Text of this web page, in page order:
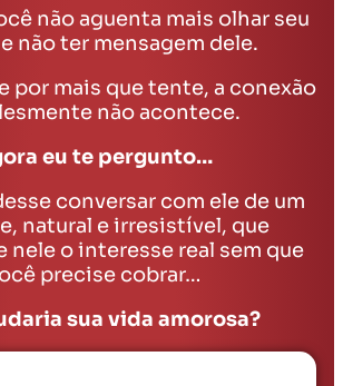
não aguenta mais olhar seu
não ter mensagem dele.
por mais que tente, a conexão
não acontece.
eu te pergunto…
conversar com ele de um
natural e irresistível, que
nele o interesse real sem que
precise cobrar…
sua vida amorosa?